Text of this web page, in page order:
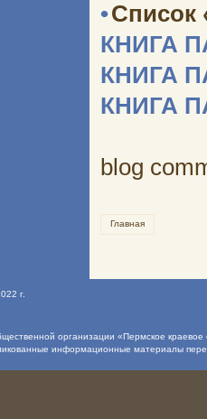
•Список
КНИГА
КНИГА
КНИГА
blog
Главная
г.
организации «Пермское
информационные материалы